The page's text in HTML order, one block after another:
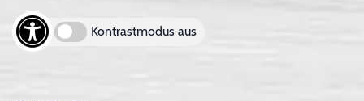
Kontrastmodus aus